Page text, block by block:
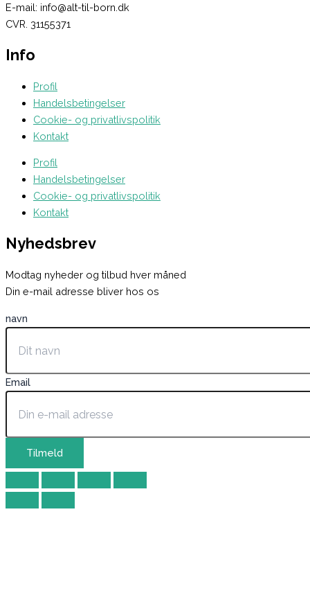
E-mail: info@alt-til-born.dk
CVR. 31155371
Info
Profil
Handelsbetingelser
Cookie- og privatlivspolitik
Kontakt
Profil
Handelsbetingelser
Cookie- og privatlivspolitik
Kontakt
Nyhedsbrev
Modtag nyheder og tilbud hver måned
Din e-mail adresse bliver hos os
navn
Email
Tilmeld